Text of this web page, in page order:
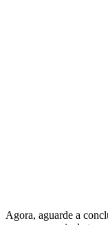
Agora, aguarde a